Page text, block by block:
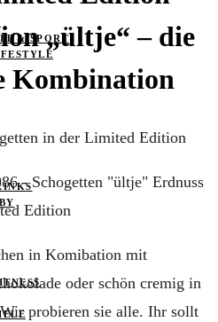
& SPORT
„ültje“ – die
Kombination
in der Limited Edition
in Komibation mit
oder schön cremig in
probieren sie alle. Ihr sollt